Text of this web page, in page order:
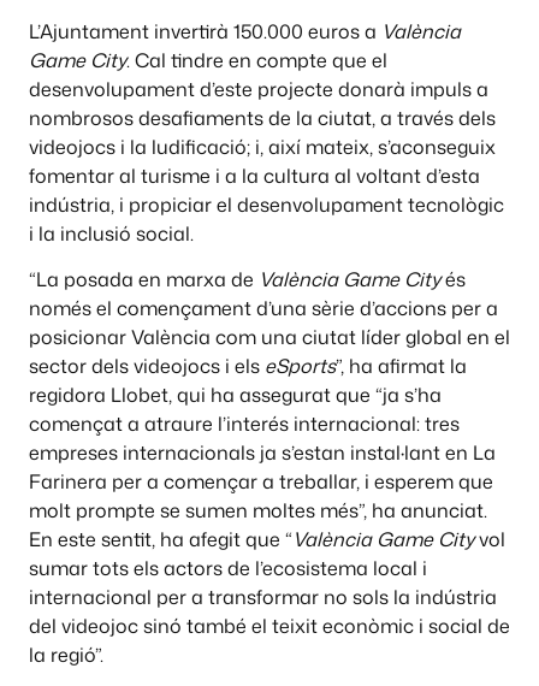
L’Ajuntament invertirà 150.000 euros a València
Game City. Cal tindre en compte que el
desenvolupament d’este projecte donarà impuls a
nombrosos desafiaments de la ciutat, a través dels
videojocs i la ludificació; i, així mateix, s’aconseguix
fomentar al turisme i a la cultura al voltant d’esta
indústria, i propiciar el desenvolupament tecnològic
i la inclusió social.
“La posada en marxa de València Game Cityés
només el començament d’una sèrie d’accions per a
posicionar València com una ciutat líder global en el
sector dels videojocs i els eSports”, ha afirmat la
regidora Llobet, qui ha assegurat que “ja s’ha
començat a atraure l’interés internacional: tres
empreses internacionals ja s’estan instal·lant en La
Farinera per a començar a treballar, i esperem que
molt prompte se sumen moltes més”, ha anunciat.
En este sentit, ha afegit que “València Game Cityvol
sumar tots els actors de l’ecosistema local i
internacional per a transformar no sols la indústria
del videojoc sinó també el teixit econòmic i social de
la regió”.